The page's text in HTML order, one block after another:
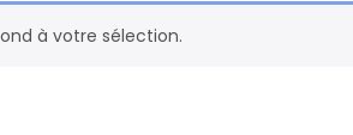
à votre sélection.